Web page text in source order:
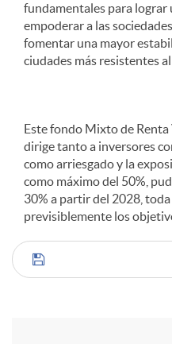
fundamentales para lograr
empoderar a las
fomentar una mayor
ciudades más resistentes
Este fondo Mixto de
dirige tanto a inversores
como arriesgado y la
como máximo del 50%,
30% a partir del 2028, toda
previsiblemente los
C